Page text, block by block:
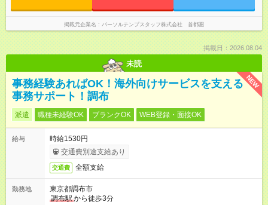
掲載元企業名 パーソルテンプスタッフ株式会社 首都圏
掲載日：2026.08.04
未読
NEW
事務経験あればOK！海外向けサービスを支える
事務サポート！調布
派遣 職種未経験OK ブランクOK WEB登録・面接OK
給与
時給1530円
交通費別途支給あり
交通費 全額支給
勤務地
東京都調布市
調布駅から徒歩3分